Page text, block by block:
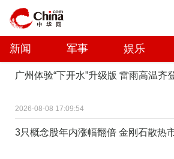
新闻 军事 娱乐
广州体验“下开水”升级版 雷雨高温齐
2026-08-08 17:09:54
3只概念股年内涨幅翻倍 金刚石散热